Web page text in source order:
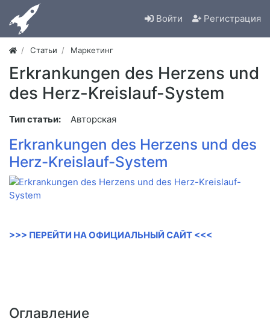
Войти Регистрация
Статьи Маркетинг
Erkrankungen des Herzens und
des Herz-Kreislauf-System
Тип статьи: Авторская
Erkrankungen des Herzens und des
Herz-Kreislauf-System
>>> ПЕРЕЙТИ НА ОФИЦИАЛЬНЫЙ САЙТ <<<
Оглавление